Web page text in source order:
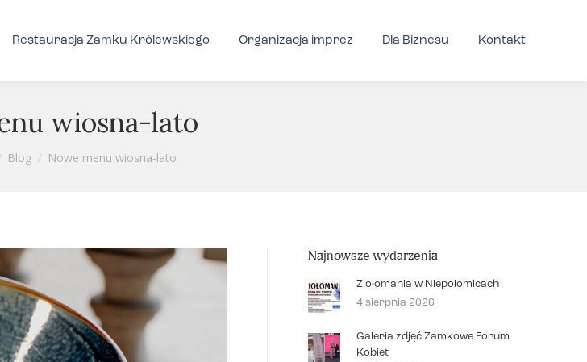
Restauracja Zamku Królewskiego Organizacja imprez Dla Biznesu Kontakt
wiosna-lato
Blog Nowe menu wiosna-lato
Najnowsze wydarzenia
Ziołomania w Niepołomicach
4 sierpnia 2026
Galeria zdjęć Zamkowe Forum
Kobiet